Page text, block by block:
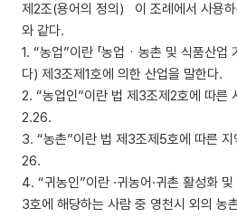
제2조(용어의 정의) 이 조례에서 사용
와 같다.
1. “농업”이란 「농업ㆍ농촌 및 식품산업
다) 제3조제1호에 의한 산업을 말한다.
2. “농업인”이란 법 제3조제2호에 따른
2.26.
3. “농촌”이란 법 제3조제5호에 따른
26.
4. “귀농인”이란 ·귀농어·귀촌 활성화 및
3호에 해당하는 사람 중 영천시 외의 농